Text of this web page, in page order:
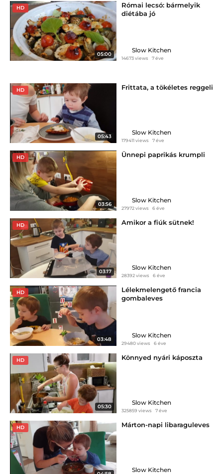
HD
05:00
Római lecsó: bármelyik
diétába jó
Slow Kitchen
14673 views 7 éve
HD
05:43
Frittata, a tökéletes reggeli
Slow Kitchen
179411 views 7 éve
HD
03:56
Ünnepi paprikás krumpli
Slow Kitchen
27972 views 6 éve
HD
03:17
Amikor a fiúk sütnek!
Slow Kitchen
28392 views 6 éve
HD
03:48
Lélekmelengető francia
gombaleves
Slow Kitchen
29480 views 6 éve
HD
05:30
Könnyed nyári káposzta
Slow Kitchen
325859 views 7 éve
HD Márton-napi libaraguleves
Slow Kitchen